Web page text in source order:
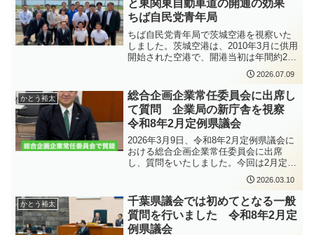
どについて審議が行われ、各路線の整備
促進に向けて関係自治体が引き続き連携
して取り組んでいくことを確認しまし
た。 現在進められている成田空港第2の
開港プロジェクトを着実に地域の発展に
つなげるためには、空港だけでなく、そ
の周辺道路の整備も一体的に進めていく
ことが不可欠です。道路ネットワークの
充実は、企業立地や観光振興、物流の効
率化に加え、災害時の緊急輸送や救急医
療を支えるためにも重要な役割を担って
います。香取市・神崎町・多古町をはじ
めとする地域の発展のためにも、これら
の道路整備は重要な課題です。今後も県
議会議員として、国や県、沿線自治体、
関係機関と連携しながら、一日も早い整
備の実現に向けて取り組んでまいりま
す。
と東関東自動車道の開通の効果
ちば自民党青年局
ちば自民党青年局で茨城空港を視察いた
しました。茨城空港は、2010年3月に供用
開始された空港で、開港当初は年間約20
万人の利用であったところ、2025年度に
は過去最多の利用となり、ターミナルビ
ル供用当初に想定していた年間利用者数
81万人を上回りました。実際に現地を視
察して、茨城空港が当初の想定を超える
利用実績をあげていること、そして今後
のさらなる需要増加に対応するため、機
能強化の検討が進められていることなど
の説明を受けました。現在のターミナル
ビルは、国内線・国際線それぞれ1時間に
最大1便を受け入れることを前提に整備さ
れており、2便以上の同時対応には課題が
あります。そのため、茨城県ではターミ
ナルビルの拡張や最新検査機器の導入な
どについて検討を進めています。色々な
2026.07.09
かとう裕太
総合企画企業常任委員会に出席し
て質問 企業局の新庁舎を視察
令和8年2月定例県議会
2026年3月9日、令和8年2月定例県議会に
おける総合企画企業常任委員会に出席
し、質問をいたしました。今回は2月定例
県議会で来年度予算の他、補正予算等の
議案の審査も行い、その後にエアポート
シティの名称がSORATO NRT（ソラトナ
リタ）に決まり、そのブランド資産の活
用方法や、公共交通の運転手さんの確保
について質問を行いました。令和8年2月
2026.03.10
かとう裕太
千葉県議会では初めてとなる一般
質問を行いました 令和8年2月定
例県議会